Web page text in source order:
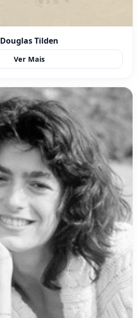
Douglas Tilden
Ver Mais